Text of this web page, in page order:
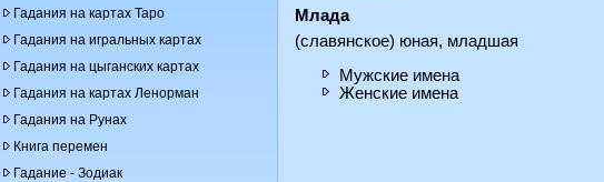
Млада
(славянское) юная, младшая
Мужские имена
Женские имена
Гадания на картах Таро
Гадания на игральных картах
Гадания на цыганских картах
Гадания на картах Ленорман
Гадания на Рунах
Книга перемен
Гадание - Зодиак